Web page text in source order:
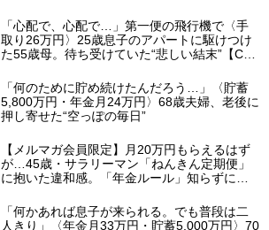
説】
「心配で、心配で…」第一便の飛行機で〈手
取り26万円〉25歳息子のアパートに駆けつけ
た55歳母。待ち受けていた“悲しい結末”【CFP
「何のために貯め続けたんだろう…」〈貯蓄
5,800万円・年金月24万円〉68歳夫婦、老後に
押し寄せた“空っぽの毎日”
【メルマガ会員限定】月20万円もらえるはず
が…45歳・サラリーマン「ねんきん定期便」
に抱いた違和感。「年金ルール」知らずにそ
額に唖然「何かの間違いでは？」
「何かあれば息子が来られる。でも普段は二
人きり」〈年金月33万円・貯蓄5,000万円〉70